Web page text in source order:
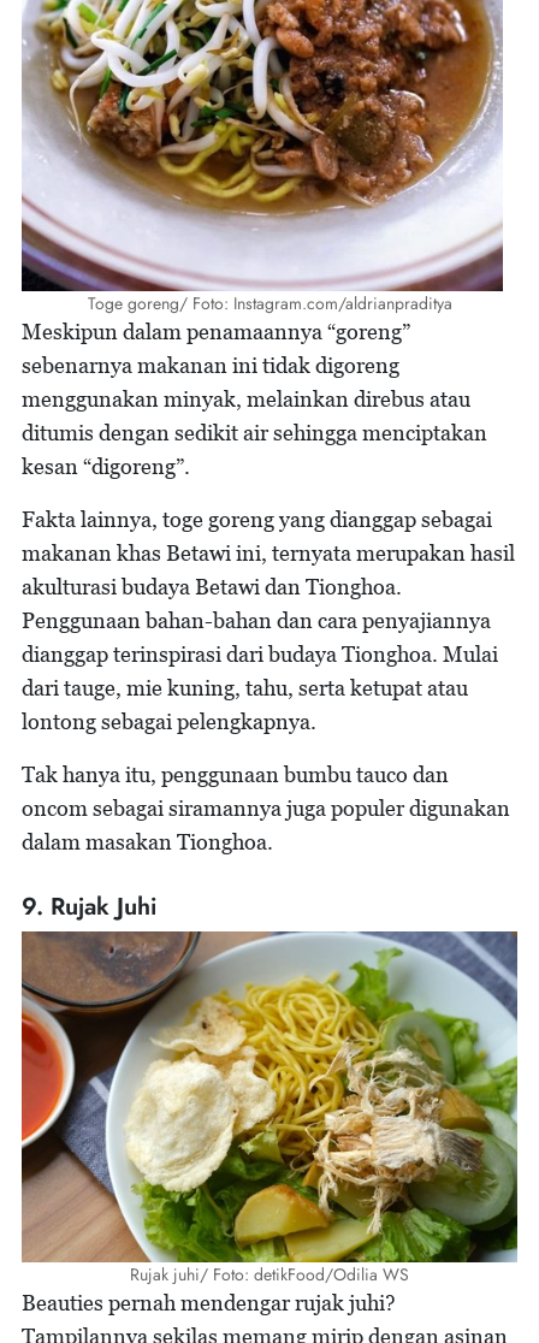
Toge goreng/ Foto: Instagram.com/aldrianpraditya
Meskipun dalam penamaannya “goreng”
sebenarnya makanan ini tidak digoreng
menggunakan minyak, melainkan direbus atau
ditumis dengan sedikit air sehingga menciptakan
kesan “digoreng”.
Fakta lainnya, toge goreng yang dianggap sebagai
makanan khas Betawi ini, ternyata merupakan hasil
akulturasi budaya Betawi dan Tionghoa.
Penggunaan bahan-bahan dan cara penyajiannya
dianggap terinspirasi dari budaya Tionghoa. Mulai
dari tauge, mie kuning, tahu, serta ketupat atau
lontong sebagai pelengkapnya.
Tak hanya itu, penggunaan bumbu tauco dan
oncom sebagai siramannya juga populer digunakan
dalam masakan Tionghoa.
9. Rujak Juhi
Rujak juhi/ Foto: detikFood/Odilia WS
Beauties pernah mendengar rujak juhi?
Tampilannya sekilas memang mirip dengan asinan